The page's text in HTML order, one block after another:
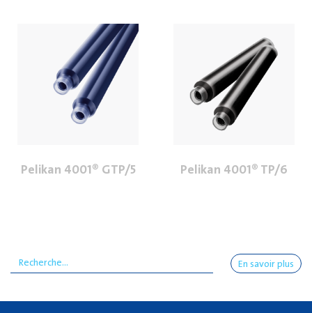
Pelikan 4001® GTP/5 Pelikan 4001® TP/6
En savoir plus